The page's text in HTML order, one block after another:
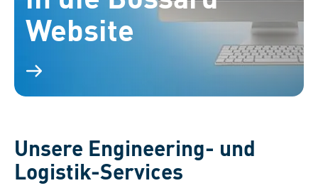
Website
Unsere Engineering- und
Logistik-Services